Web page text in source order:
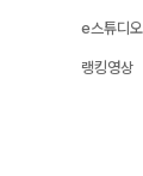
e스튜디오
랭킹영상